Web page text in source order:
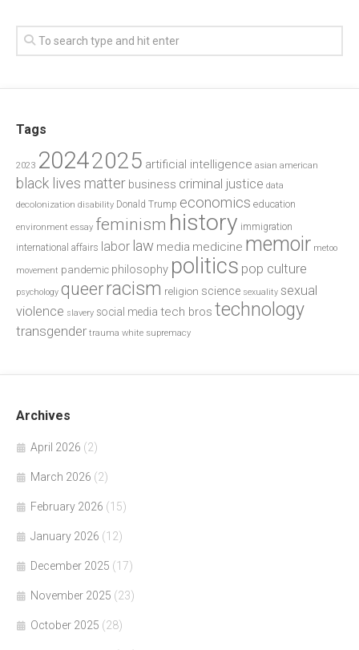
Tags
2023 20242025 artificial intelligence asian american
black lives matter business criminal justice data
decolonization disability Donald Trump economics education
environment essay feminism history immigration
international affairs labor law media medicine memoir metoo
movement pandemic philosophy politics pop culture
psychology queerracism religion science sexuality sexual
violence slavery social media tech bros technology
transgender trauma white supremacy
Archives
April 2026 (2)
March 2026 (2)
February 2026 (15)
January 2026 (12)
December 2025 (17)
November 2025 (23)
October 2025 (28)